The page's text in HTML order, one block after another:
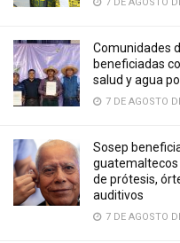
Comunidades
beneficiadas
salud y agua
7 DE AGOSTO
Sosep
guatemaltecos
de prótesis,
auditivos
7 DE AGOSTO